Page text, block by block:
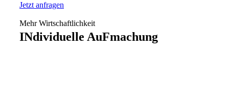
Jetzt anfragen
INdividuelle AuFmachung
Mehr Wirtschaftlichkeit